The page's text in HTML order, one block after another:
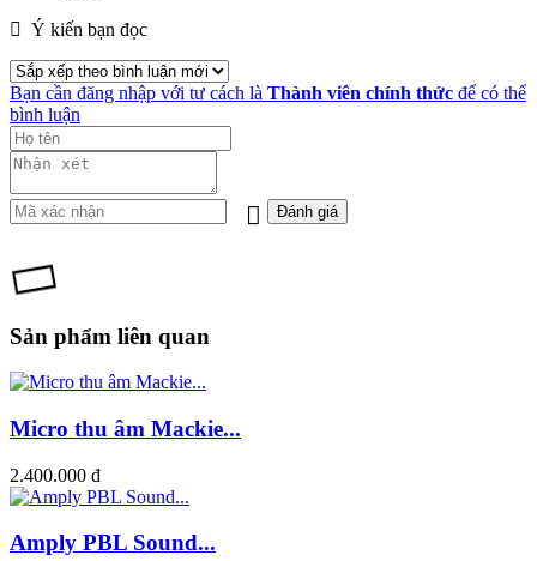
Ý kiến bạn đọc
Bạn cần đăng nhập với tư cách là Thành viên chính thức để có thể
bình luận
Sản phẩm liên quan
Micro thu âm Mackie...
2.400.000 đ
Amply PBL Sound...